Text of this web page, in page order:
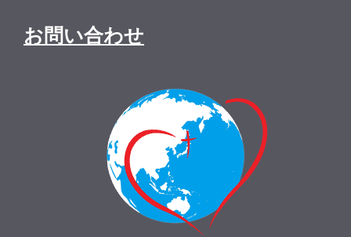
お問い合わせ